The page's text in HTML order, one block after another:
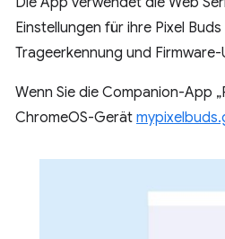
Einstellungen für ihre Pixel
Trageerkennung und
Wenn Sie die Companion-App
ChromeOS-Gerät